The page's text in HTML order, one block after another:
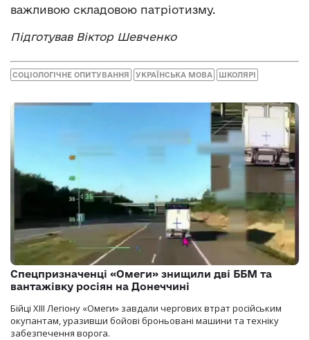
важливою складовою патріотизму.
Підготував Віктор Шевченко
СОЦІОЛОГІЧНЕ ОПИТУВАННЯ УКРАЇНСЬКА МОВА ШКОЛЯРІ
Спецпризначенці «Омеги» знищили дві ББМ та
вантажівку росіян на Донеччині
Бійці ХІІІ Легіону «Омеги» завдали чергових втрат російським
окупантам, уразивши бойові броньовані машини та техніку
забезпечення ворога.